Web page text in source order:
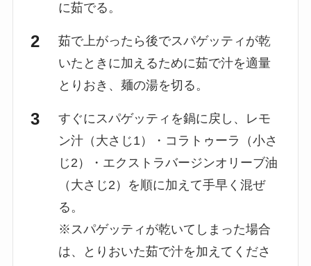
に茹でる。
茹で上がったら後でスパゲッティが乾
いたときに加えるために茹で汁を適量
とりおき、麺の湯を切る。
すぐにスパゲッティを鍋に戻し、レモ
ン汁（大さじ1）・コラトゥーラ（小さ
じ2）・エクストラバージンオリーブ油
（大さじ2）を順に加えて手早く混ぜ
る。
※スパゲッティが乾いてしまった場合
は、とりおいた茹で汁を加えてくださ